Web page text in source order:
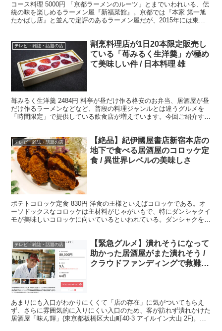
コース料理 5000円 「京都ラーメンのルーツ」とまでいわれいる、伝
統の味を楽しめるラーメン屋『新福菜館』。京都では『本家 第一旭
たかばし店』と並んで定評のあるラーメン屋だが、2015年には東京
テレビ・雑誌・話題の店
割烹料理店が1日20本限定販売し
ている「苺みるく生洋羹」が極め
て美味しい件 / 日本料理 雄
苺みるく生洋羹 2484円 料亭が昼だけ作る格安のお弁当、居酒屋が昼
だけ作るラーメンなどなど、普段の料理ジャンルとは違うグルメを
「時間限定」で提供している飲食店が増えています。今回ご紹介する
テレビ・雑誌・話題の店
【絶品】紀伊國屋書店新宿本店の
地下で食べる居酒屋のコロッケ定
食 / 異世界レベルの美味しさ
ポテトコロッケ定食 830円 洋食の王様といえばコロッケである。オ
ーソドックスなコロッケは主材料がじゃがいもで、特にダンシャクイ
モが美味しいコロッケに向いているといわれている。ダンシャクを潰
テレビ・雑誌・話題の店
【緊急グルメ】潰れそうになって
助かった居酒屋がまた潰れそう /
クラウドファンディングで救難信
あまりにも入口がわかりにくくて「店の存在」に気がついてもらえ
ず、さらに雰囲気的に入りにくい入口のため、客が訪れず潰れかけた
居酒屋「味ん輝」(東京都板橋区大山町40-3 アイルイン大山 2F)。一